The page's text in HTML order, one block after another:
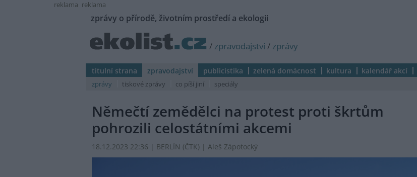
reklama reklama
zprávy o přírodě, životním prostředí a ekologii
/ zpravodajství/ zprávy
titulní strana zpravodajství publicistika zelená domácnost kultura kalendář akcí
zprávy tiskové zprávy co píší jiní speciály
Němečtí zemědělci na protest proti škrtům
pohrozili celostátními akcemi
18.12.2023 22:36 | BERLÍN (ČTK) | Aleš Zápotocký